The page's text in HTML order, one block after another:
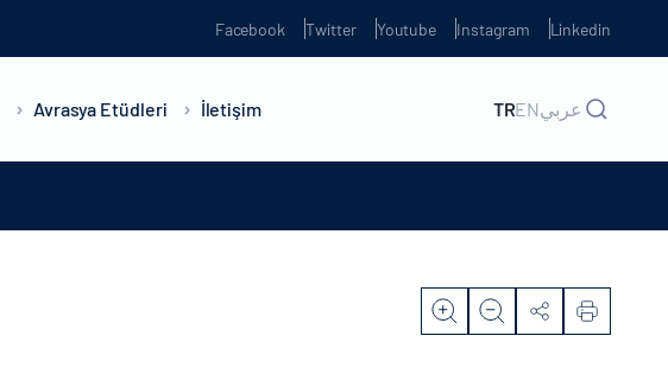
Facebook Twitter Youtube Instagram Linkedin
Avrasya Etüdleri İletişim TRENعربي